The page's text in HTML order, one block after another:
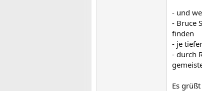
- und
- Bruce
finden
- je
- durch
Es